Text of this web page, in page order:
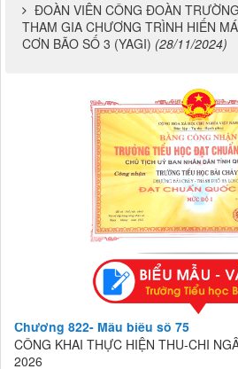
ĐOÀN VIÊN CÔNG ĐOÀN
THAM GIA CHƯƠNG TRÌNH HIẾN
CƠN BÃO SỐ 3 (YAGI) (28/11/2024)
Chương 822- Mẫu biểu số 75
CÔNG KHAI THỰC HIỆN THU-CHI
2026
Lượt xem:83 | lượt tải:34